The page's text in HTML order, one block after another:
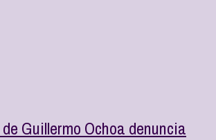
Guillermo Ochoa denuncia